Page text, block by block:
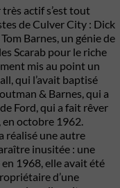
actif s’est tout
de Culver City : Dick
Barnes, un génie de
Scarab pour le riche
mis au point un
qui l’avait baptisé
& Barnes, qui a
Ford, qui a fait rêver
octobre 1962.
réalisé une autre
inusitée : une
1968, elle avait été
d’une